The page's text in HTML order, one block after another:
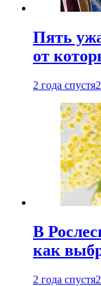
Пять
от
2 года спустя
В
как
2 года спустя